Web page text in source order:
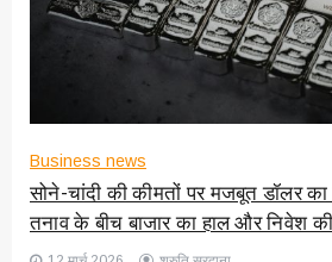
Business news
सोने-चांदी की कीमतों पर मजबूत डॉलर
तनाव के बीच बाजार का हाल और निवेश